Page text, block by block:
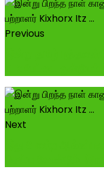
Previous
Next